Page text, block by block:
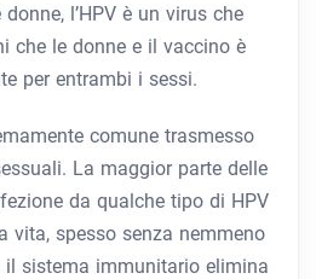
l’HPV è un virus che
che le donne e il vaccino è
per entrambi i sessi.
comune trasmesso
La maggior parte delle
da qualche tipo di HPV
vita, spesso senza nemmeno
il sistema immunitario elimina